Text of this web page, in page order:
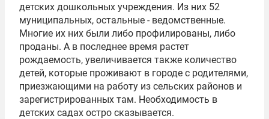
детских дошкольных учреждения. Из них 52
муниципальных, остальные - ведомственные.
Многие их них были либо профилированы, либо
проданы. А в последнее время растет
рождаемость, увеличивается также количество
детей, которые проживают в городе с родителями,
приезжающими на работу из сельских районов и
зарегистрированных там. Необходимость в
детских садах остро сказывается.